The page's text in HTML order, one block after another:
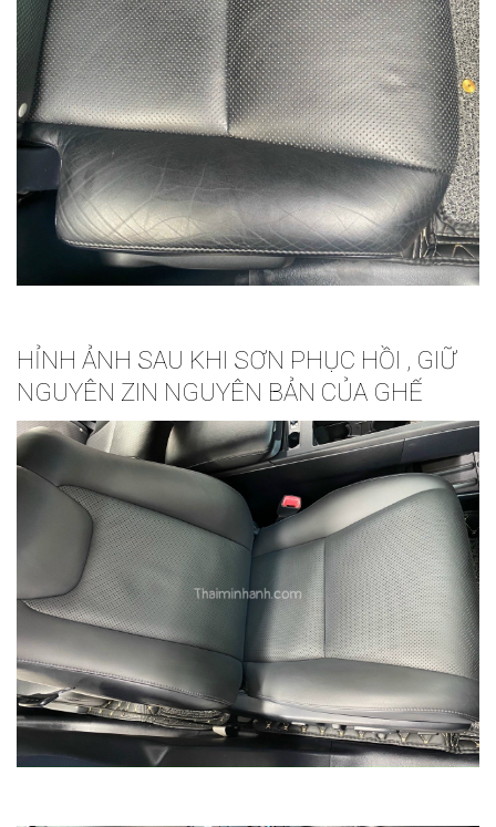
HỈNH ẢNH SAU KHI SƠN PHỤC HỒI , GIỮ
NGUYÊN ZIN NGUYÊN BẢN CỦA GHẾ